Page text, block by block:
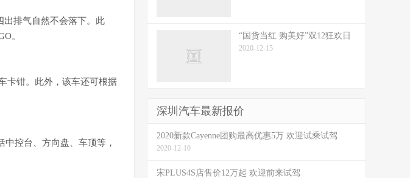
出排气自然不会落下。此
。
卡钳。此外，该车还可根据
控台、方向盘、车顶等，
“国货当红 购美好”双12狂欢日
2020-12-15
深圳汽车最新报价
2020新款Cayenne团购最高优惠5万 欢迎试乘试驾
2020-12-10
宋PLUS4S店售价12万起 欢迎前来试驾